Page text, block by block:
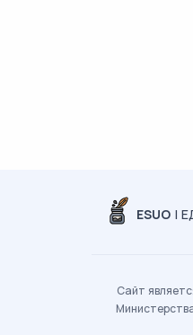
ESUO |
Сайт